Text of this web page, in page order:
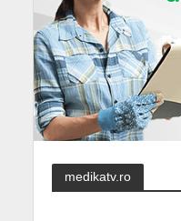
medikatv.ro